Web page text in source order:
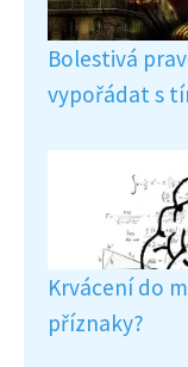
Bolestivá
vypořádat s
Krvácení do
příznaky?